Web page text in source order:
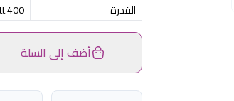
القدرة
400 Watt
أضف إلى السلة